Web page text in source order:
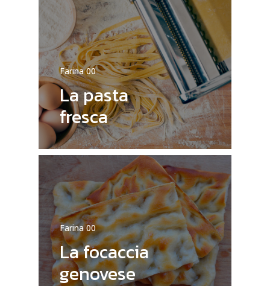
Nessun prodotto nel carrello.
Vai Al Negozio
Farina 00
La pasta
fresca
Farina 00
La focaccia
genovese